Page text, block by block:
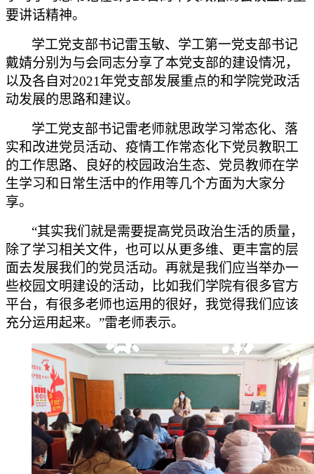
要讲话精神。
学工党支部书记雷玉敏、学工第一党支部书记
戴婧分别为与会同志分享了本党支部的建设情况，
以及各自对2021 年党支部发展重点的和学院党政活
动发展的思路和建议。
学工党支部书记雷老师就思政学习常态化、落
实和改进党员活动、疫情工作常态化下党员教职工
的工作思路、良好的校园政治生态、党员教师在学
生学习和日常生活中的作用等几个方面为大家分
享。
“其实我们就是需要提高党员政治生活的质量，
除了学习相关文件，也可以从更多维、更丰富的层
面去发展我们的党员活动。再就是我们应当举办一
些校园文明建设的活动，比如我们学院有很多官方
平台，有很多老师也运用的很好，我觉得我们应该
充分运用起来。”雷老师表示。